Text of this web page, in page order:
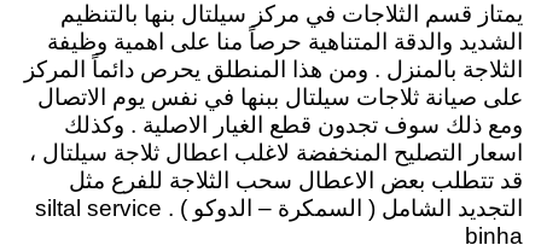
يمتاز قسم الثلاجات في مركز سيلتال بنها بالتنظيم
الشديد والدقة المتناهية حرصاً منا على اهمية وظيفة
الثلاجة بالمنزل . ومن هذا المنطلق يحرص دائماً المركز
على صيانة ثلاجات سيلتال ببنها في نفس يوم الاتصال
ومع ذلك سوف تجدون قطع الغيار الاصلية . وكذلك
اسعار التصليح المنخفضة لاغلب اعطال ثلاجة سيلتال ،
قد تتطلب بعض الاعطال سحب الثلاجة للفرع مثل
التجديد الشامل ( السمكرة – الدوكو ) . siltal service
binha